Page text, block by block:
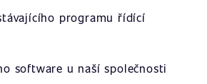
programu řídící
software u naší společnosti